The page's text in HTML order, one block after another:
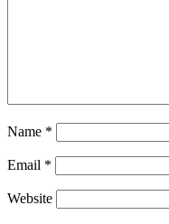
Name *
Email *
Website